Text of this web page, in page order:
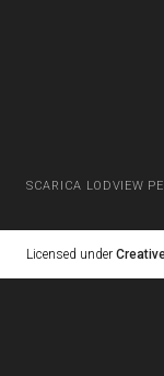
SCARICA LODVIEW
Licensed under